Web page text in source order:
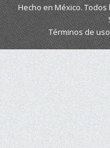
Hecho en México.
Términos de uso